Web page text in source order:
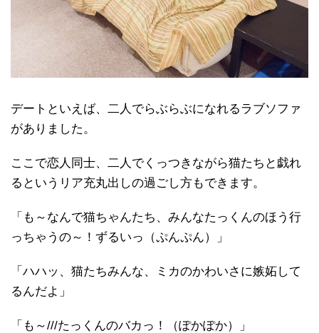
デートといえば、二人でらぶらぶになれるラブソファ
がありました。
ここで恋人同士、二人でくっつきながら猫たちと戯れ
るというリア充丸出しの過ごし方もできます。
「も～なんで猫ちゃんたち、みんなたっくんのほう行
っちゃうの～！ずるいっ（ぷんぷん）」
「ハハッ、猫たちみんな、ミカのかわいさに嫉妬して
るんだよ」
「も～///たっくんのバカっ！（ぽかぽか）」